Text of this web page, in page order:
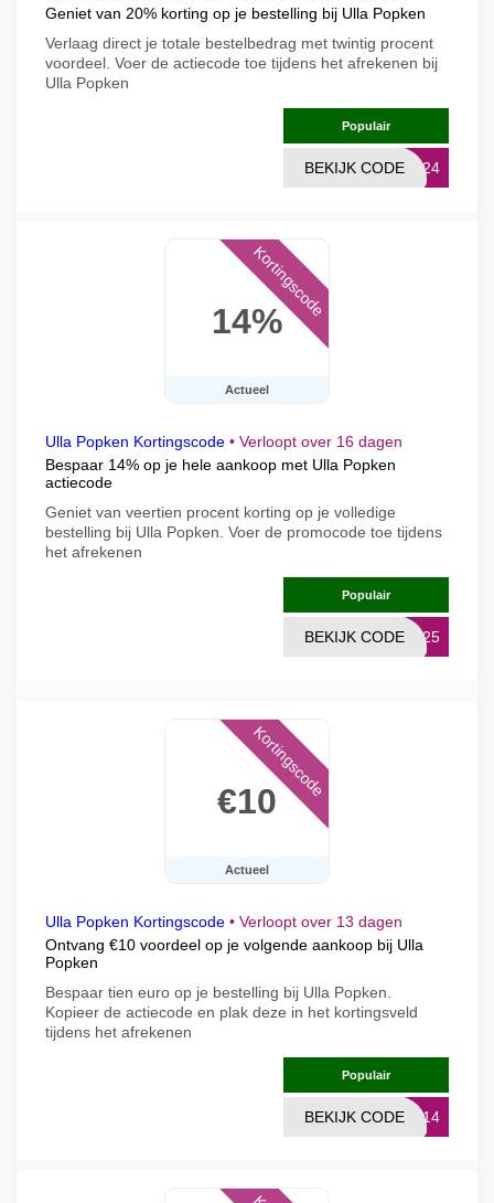
Geniet van 20% korting op je bestelling bij Ulla Popken
Verlaag direct je totale bestelbedrag met twintig procent
voordeel. Voer de actiecode toe tijdens het afrekenen bij
Ulla Popken
Populair
4424
BEKIJK CODE
14%
Actueel
Kortingscode
Ulla Popken Kortingscode • Verloopt over 16 dagen
Bespaar 14% op je hele aankoop met Ulla Popken
actiecode
Geniet van veertien procent korting op je volledige
bestelling bij Ulla Popken. Voer de promocode toe tijdens
het afrekenen
Populair
IT25
BEKIJK CODE
€10
Actueel
Kortingscode
Ulla Popken Kortingscode • Verloopt over 13 dagen
Ontvang €10 voordeel op je volgende aankoop bij Ulla
Popken
Bespaar tien euro op je bestelling bij Ulla Popken.
Kopieer de actiecode en plak deze in het kortingsveld
tijdens het afrekenen
Populair
9214
BEKIJK CODE